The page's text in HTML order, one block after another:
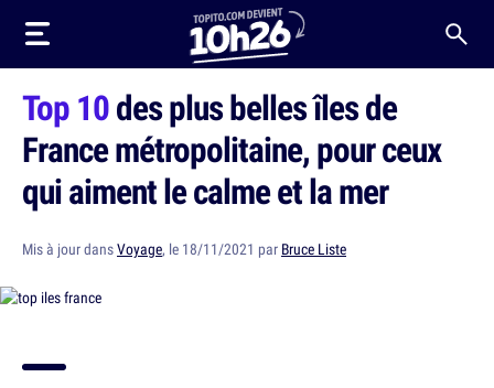
Top 10des plus belles îles de
France métropolitaine, pour ceux
qui aiment le calme et la mer
Mis à jour dansVoyage, le 18/11/2021 par Bruce Liste